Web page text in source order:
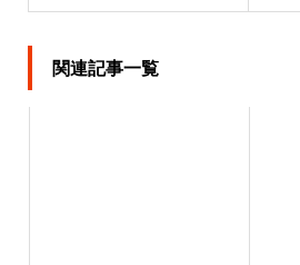
関連記事一覧